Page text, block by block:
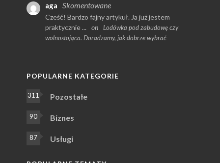
aga Skomentowane
Cześć! Bardzo fajny artykuł. Ja już jestem
praktycznie ...
on
Lodówka pod zabudowę czy
wolnostojąca. Doradzamy, jak dobrze wybrać
POPULARNE KATEGORIE
311 Pozostałe
90 Biznes
87 Usługi